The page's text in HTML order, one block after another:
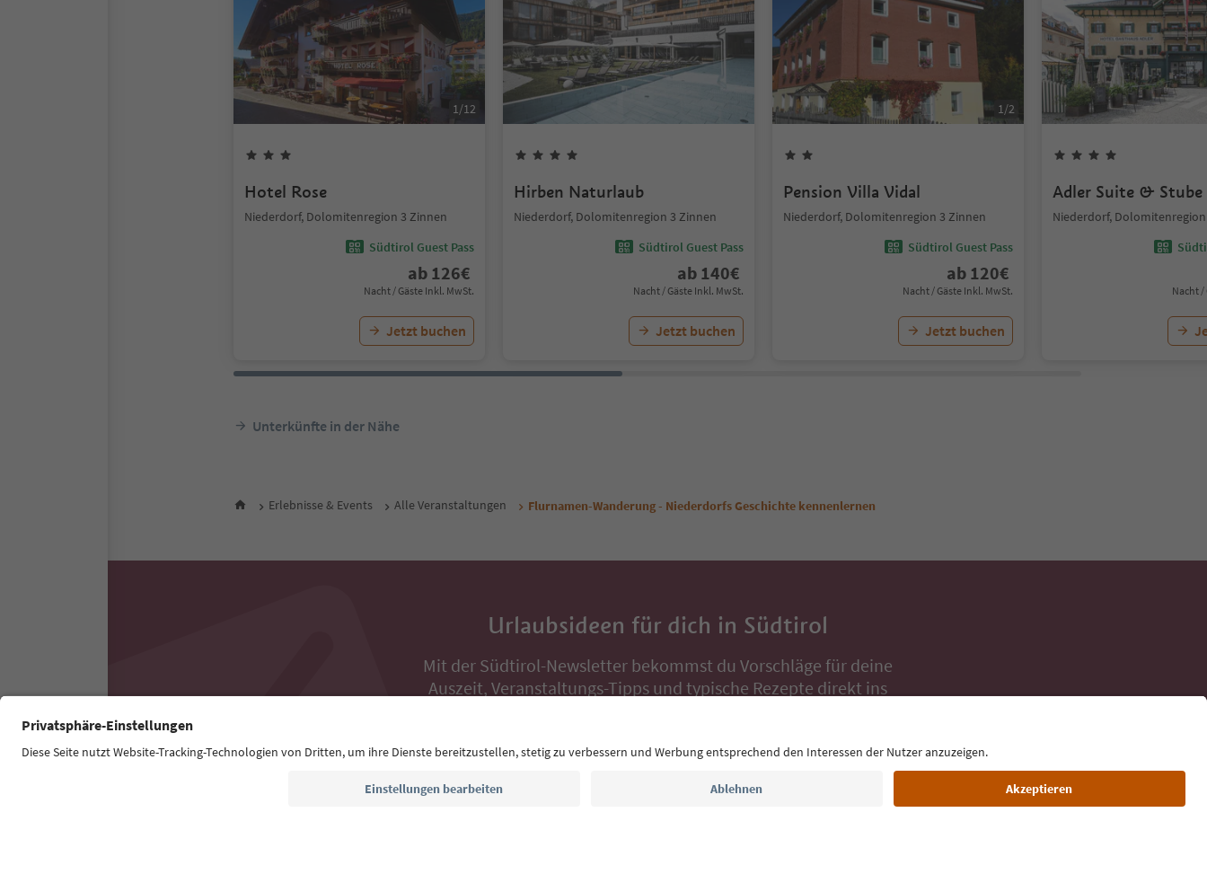
1/12
Hotel Rose
Niederdorf, Dolomitenregion 3 Zinnen
Südtirol Guest Pass
ab 126€
Nacht / Gäste Inkl. MwSt.
Jetzt buchen
Hirben Naturlaub
Niederdorf, Dolomitenregion 3 Zinnen
Südtirol Guest Pass
ab 140€
Nacht / Gäste Inkl. MwSt.
Jetzt buchen
1/2
Pension Villa Vidal
Niederdorf, Dolomitenregion 3 Zinnen
Südtirol Guest Pass
ab 120€
Nacht / Gäste Inkl. MwSt.
Jetzt buchen
Adler Suite & Stube
Niederdorf,
Nacht /
Unterkünfte in der Nähe
Erlebnisse & Events Alle Veranstaltungen Flurnamen-Wanderung - Niederdorfs Geschichte kennenlernen
Urlaubsideen für dich in Südtirol
Mit der Südtirol-Newsletter bekommst du Vorschläge für deine
Auszeit, Veranstaltungs-Tipps und typische Rezepte direkt ins